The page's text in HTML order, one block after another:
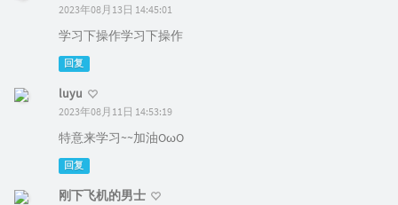
2023年08月13日 14:45:01
学习下操作学习下操作
回复
luyu
2023年08月11日 14:53:19
特意来学习~~加油OωO
回复
刚下飞机的男士